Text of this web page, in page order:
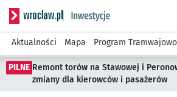
Serwis informacyjny wroclaw.pl
Aktualności Mapa Program
PILNE Remont torów na Stawowej i
zmiany dla kierowców i pasażerów